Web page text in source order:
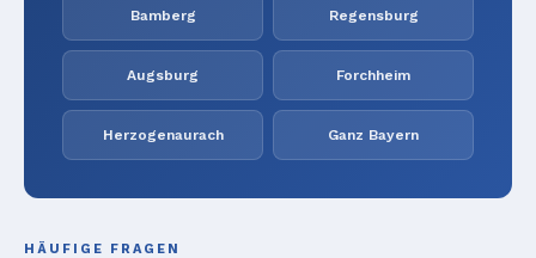
Bamberg Regensburg
Augsburg Forchheim
Herzogenaurach Ganz Bayern
HÄUFIGE FRAGEN